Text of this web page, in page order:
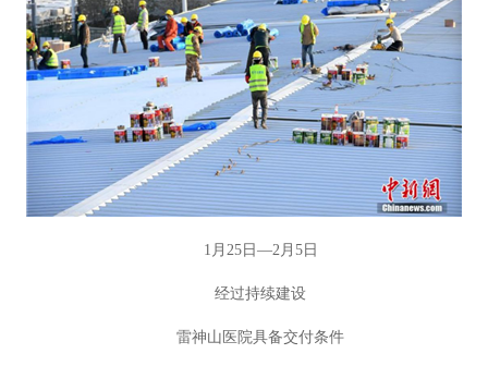
1月25日—2月5日
经过持续建设
雷神山医院具备交付条件